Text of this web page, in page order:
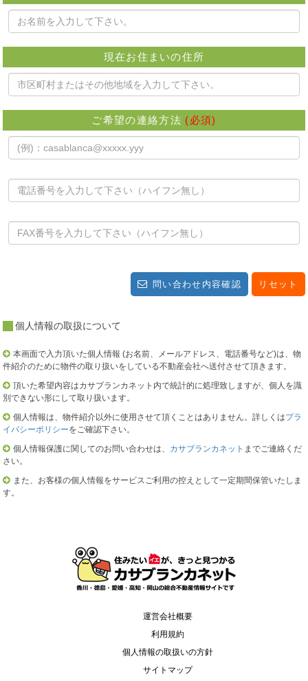
現在お住まいの住所
ご希望の連絡方法 (必須)
問い合わせ内容確認 リセット
個人情報の取扱について
本画面で入力頂いた個人情報 (お名前、メールアドレス、電話番号など)は、物
件紹介のために物件の取り扱いをしている不動産会社へ送付させて頂きます。
頂いた希望内容はカサブランカネット内で統計的に処理致しますが、個人を識
別できない形にして取り扱います。
個人情報は、物件紹介以外に使用させて頂くことはありません。詳しくはプラ
イバシーポリシーをご確認下さい。
個人情報保護に関してのお問い合わせは、 カサブランカネット までご連絡くだ
さい。
また、お客様の個人情報をサービスご利用の控えとして一定期間保管いたしま
す。
運営会社概要
利用規約
個人情報の取扱いの方針
サイトマップ